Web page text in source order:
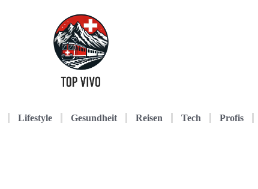
Lifestyle Gesundheit Reisen Tech Profis